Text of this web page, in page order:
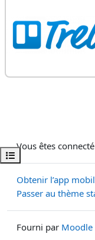
Ouvrir l’index du cours
Vous êtes
Obtenir l’app
Passer au thème
Fourni par Moodle